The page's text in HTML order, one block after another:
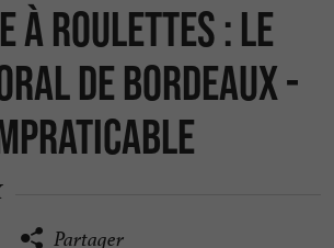
à roulettes : Le
de Bordeaux -
Partager